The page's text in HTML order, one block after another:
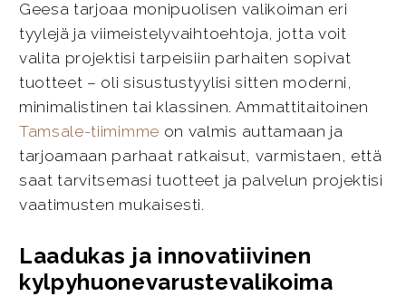
Geesa tarjoaa monipuolisen valikoiman eri
tyylejä ja viimeistelyvaihtoehtoja, jotta voit
valita projektisi tarpeisiin parhaiten sopivat
tuotteet – oli sisustustyylisi sitten moderni,
minimalistinen tai klassinen. Ammattitaitoinen
Tamsale-tiimimme on valmis auttamaan ja
tarjoamaan parhaat ratkaisut, varmistaen, että
saat tarvitsemasi tuotteet ja palvelun projektisi
vaatimusten mukaisesti.
Laadukas ja innovatiivinen
kylpyhuonevarustevalikoima